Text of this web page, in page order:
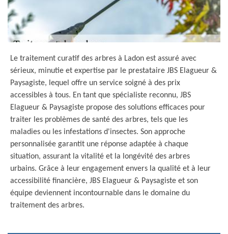
Le traitement curatif des arbres à Ladon est assuré avec
sérieux, minutie et expertise par le prestataire JBS Elagueur &
Paysagiste, lequel offre un service soigné à des prix
accessibles à tous. En tant que spécialiste reconnu, JBS
Elagueur & Paysagiste propose des solutions efficaces pour
traiter les problèmes de santé des arbres, tels que les
maladies ou les infestations d'insectes. Son approche
personnalisée garantit une réponse adaptée à chaque
situation, assurant la vitalité et la longévité des arbres
urbains. Grâce à leur engagement envers la qualité et à leur
accessibilité financière, JBS Elagueur & Paysagiste et son
équipe deviennent incontournable dans le domaine du
traitement des arbres.